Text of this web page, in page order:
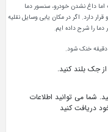
داغ نشدن خودرو، سنسور دما
دارد. اگر در مکان یابی وسایل نقلیه
را شرح داده ایم.
جک بلند کنید.
شما می توانید اطلاعات
دریافت کنید